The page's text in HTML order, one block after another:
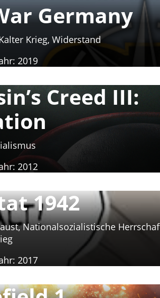
Germany
Krieg, Widerstand
2019
Creed III:
2012
1942
Nationalsozialistische
2017